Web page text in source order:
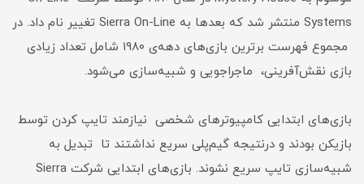
Systems منتشر شد که بعدها به Sierra On-Line تغییر نام داد. در
مجموع فهرست برترین بازی‌های دهه‌ی ۱۹۸۰ شامل تعداد زیادی
بازی نقش‌آفرینی، ماجراجویی و شبیه‌سازی می‌شود.
بازی‌های ابتدایی کامپیوترهای شخصی نیازمند تایپ کردن توسط
بازیکن بودند و درنتیجه گیم‌پلی سریع نداشتند تا تبدیل به
شبیه‌سازی تایپ سریع نشوند. بازی‌های ابتدایی شرکت Sierra